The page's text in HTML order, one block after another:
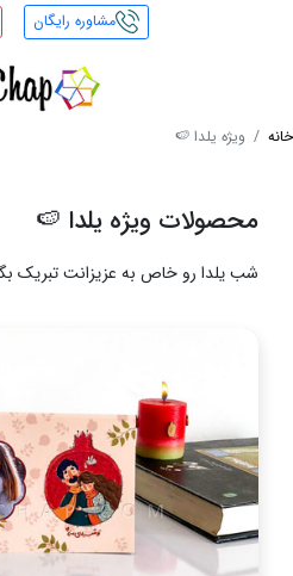
مشاوره رایگان
خانه ویژه یلدا 🍉
محصولات ویژه یلدا 🍉
شب یلدا رو خاص به عزیزانت تبریک